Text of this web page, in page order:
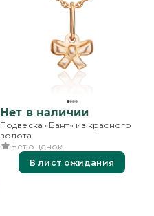
Нет в наличии
Подвеска «Бант» из красного
золота
Нет оценок
В лист ожидания